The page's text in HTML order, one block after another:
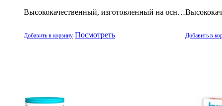
Высококачественный, изготовленный на осн…
Добавить в корзину Посмотреть Добавить в